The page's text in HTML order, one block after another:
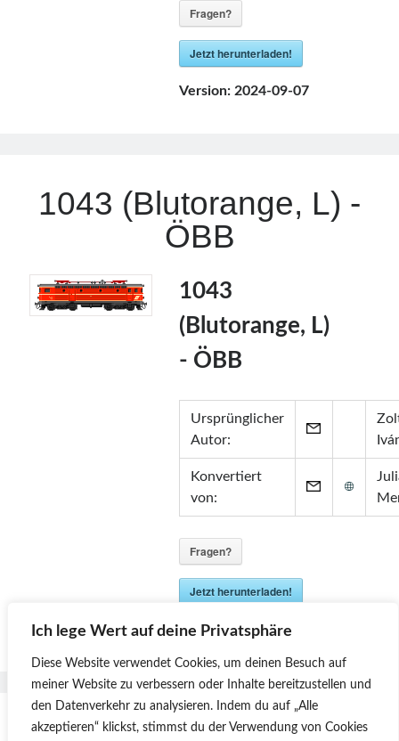
Ich lege Wert auf deine Privatsphäre
Diese Website verwendet Cookies, um deinen Besuch auf
meiner Website zu verbessern oder Inhalte bereitzustellen und
den Datenverkehr zu analysieren.
Indem du auf „Alle
akzeptieren“ klickst, stimmst du der Verwendung von Cookies
Fragen?
Jetzt herunterladen!
Version: 2024-09-07
1043 (Blutorange, L) -
ÖBB
1043
(Blutorange, L)
- ÖBB
Ursprünglicher
Autor:
Konvertiert
von:
Fragen?
Jetzt herunterladen!
Version:2024-09-07
Seitennummerierung
1 2 3 Next